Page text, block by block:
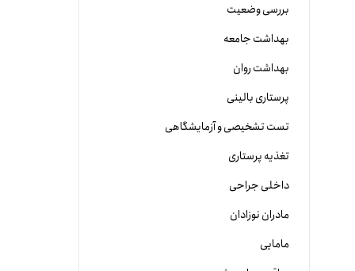
بررسی وضعیت
بهداشت جامعه
بهداشت روان
پرستاری بالینی
تست تشخیصی و آزمایشگاهی
تغذیه پرستاری
داخلی جراحی
مادران نوزادان
مامایی